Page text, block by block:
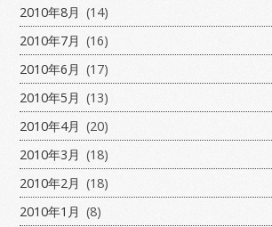
2010年8月 (14)
2010年7月 (16)
2010年6月 (17)
2010年5月 (13)
2010年4月 (20)
2010年3月 (18)
2010年2月 (18)
2010年1月 (8)